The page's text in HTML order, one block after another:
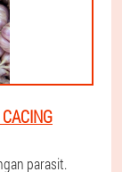
parasit.